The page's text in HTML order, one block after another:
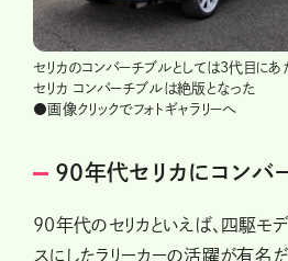
セリカのコンバーチブルとしては3代目にあ
セリカ コンバーチブルは絶版となった
●画像クリックでフォトギャラリーへ
90年代セリカにコンバ
90年代のセリカといえば、四駆
スにしたラリーカーの活躍が有名